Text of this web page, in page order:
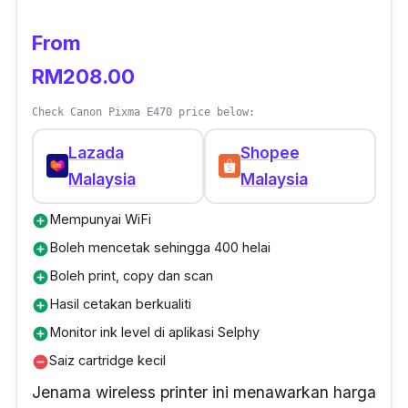
From
RM208.00
Check Canon Pixma E470 price below:
Lazada
Malaysia
Shopee
Malaysia
add_circleMempunyai WiFi
add_circleBoleh mencetak sehingga 400 helai
add_circleBoleh print, copy dan scan
add_circleHasil cetakan berkualiti
add_circleMonitor ink level di aplikasi Selphy
remove_circleSaiz cartridge kecil
Jenama wireless printer ini menawarkan harga